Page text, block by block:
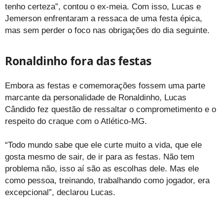
tenho certeza”, contou o ex-meia. Com isso, Lucas e
Jemerson enfrentaram a ressaca de uma festa épica,
mas sem perder o foco nas obrigações do dia seguinte.
Ronaldinho fora das festas
Embora as festas e comemorações fossem uma parte
marcante da personalidade de Ronaldinho, Lucas
Cândido fez questão de ressaltar o comprometimento e o
respeito do craque com o Atlético-MG.
“Todo mundo sabe que ele curte muito a vida, que ele
gosta mesmo de sair, de ir para as festas. Não tem
problema não, isso aí são as escolhas dele. Mas ele
como pessoa, treinando, trabalhando como jogador, era
excepcional”, declarou Lucas.